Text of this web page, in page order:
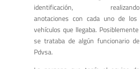
identificación,
realizando
anotaciones con cada uno de los
vehículos que llegaba. Posiblemente
se trataba dealgún funcionario de
Pdvsa.